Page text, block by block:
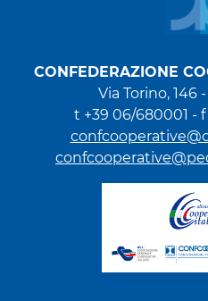
CONFEDERAZIONE
Via Torino, 146
t +39 06/680001 -